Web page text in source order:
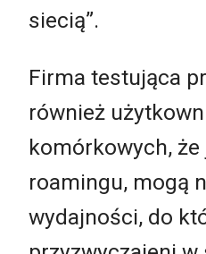
siecią”.
Firma testująca
również
komórkowych,
roamingu, mogą
wydajności, do